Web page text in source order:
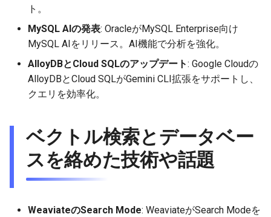
ト。
MySQL AIの発表: OracleがMySQL Enterprise向け
MySQL AIをリリース。AI機能で分析を強化。
AlloyDBとCloud SQLのアップデート: Google Cloudの
AlloyDBとCloud SQLがGemini CLI拡張をサポートし、
クエリを効率化。
ベクトル検索とデータベー
スを絡めた技術や話題
WeaviateのSearch Mode: WeaviateがSearch Modeを